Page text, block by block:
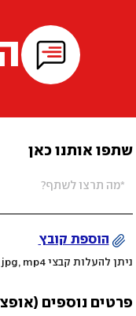
שתפו אותנו כאן
הוספת קובץ
ניתן להעלות קבצי mov, png, jpeg, jpg, mp4 עד 200MB
פרטים נוספים